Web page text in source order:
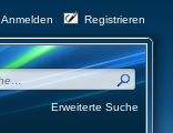
Anmelden Registrieren
Erweiterte Suche